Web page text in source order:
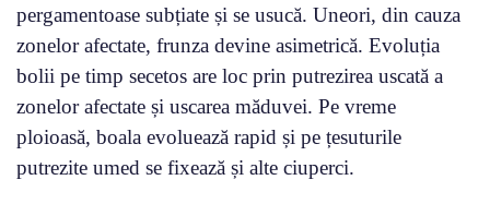
pergamentoase subțiate și se usucă. Uneori, din cauza
zonelor afectate, frunza devine asimetrică. Evoluția
bolii pe timp secetos are loc prin putrezirea uscată a
zonelor afectate și uscarea măduvei. Pe vreme
ploioasă, boala evoluează rapid și pe țesuturile
putrezite umed se fixează și alte ciuperci.